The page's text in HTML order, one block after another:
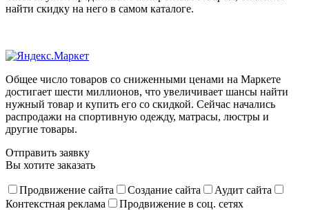
найти скидку на него в самом каталоге.
Общее число товаров со сниженными ценами на Маркете
достигает шести миллионов, что увеличивает шансы найти
нужный товар и купить его со скидкой. Сейчас начались
распродажи на спортивную одежду, матрасы, люстры и
другие товары.
Отправить заявку
Вы хотите заказать
Продвижение сайта Создание сайта
Аудит сайта
Контекстная реклама
Продвижение в соц. сетях